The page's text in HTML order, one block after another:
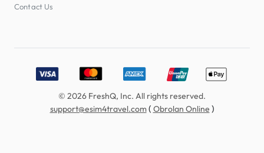
Contact Us
Accepted payment methods: Visa, MasterCard, American
© 2026 FreshQ, Inc. All rights reserved.
support@esim4travel.com( Obrolan Online )